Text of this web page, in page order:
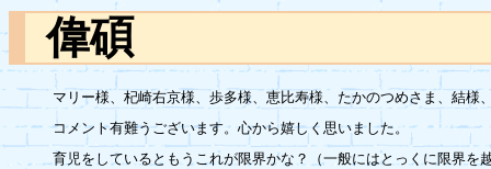
偉碩
マリー様、杞崎右京様、歩多様、恵比寿様、たかのつめさま、結様
コメント有難うございます。心から嬉しく思いました。
育児をしているともうこれが限界かな？（一般にはとっくに限界を